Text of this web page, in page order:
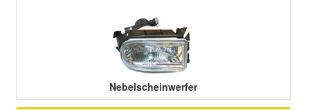
Nebelscheinwerfer